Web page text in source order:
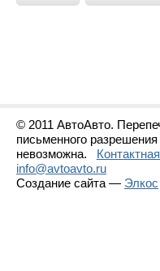
© 2011 АвтоАвто.
письменного
невозможна.
info@avtoavto.ru
Создание сайта — Элкос